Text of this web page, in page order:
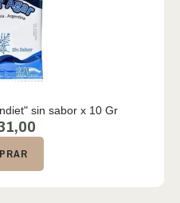
sin sabor x 10 Gr